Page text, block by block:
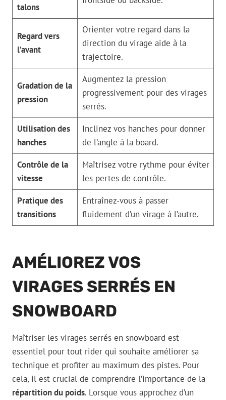
talons
Regard vers
l’avant
Orienter votre regard dans la
direction du virage aide à la
trajectoire.
Gradation de la
pression
Augmentez la pression
progressivement pour des virages
serrés.
Utilisation des
hanches
Inclinez vos hanches pour donner
de l’angle à la board.
Contrôle de la
vitesse
Maîtrisez votre rythme pour éviter
les pertes de contrôle.
Pratique des
transitions
Entraînez-vous à passer
fluidement d’un virage à l’autre.
AMÉLIOREZ VOS
VIRAGES SERRÉS EN
SNOWBOARD
Maîtriser les virages serrés en snowboard est
essentiel pour tout rider qui souhaite améliorer sa
technique et profiter au maximum des pistes. Pour
cela, il est crucial de comprendre l’importance de la
répartition du poids. Lorsque vous approchez d’un